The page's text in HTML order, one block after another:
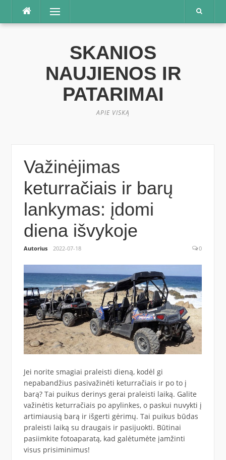
Praleisti
Meniu
SKANIOS
NAUJIENOS IR
PATARIMAI
APIE VISKĄ
Važinėjimas
keturračiais ir barų
lankymas: įdomi
diena išvykoje
Autorius 2022-07-18 0
Jei norite smagiai praleisti dieną, kodėl gi
nepabandžius pasivažinėti keturračiais ir po to į
barą? Tai puikus derinys gerai praleisti laiką. Galite
važinėtis keturračiais po apylinkes, o paskui nuvykti į
artimiausią barą ir išgerti gėrimų. Tai puikus būdas
praleisti laiką su draugais ir pasijuokti. Būtinai
pasiimkite fotoaparatą, kad galėtumėte įamžinti
visus prisiminimus!